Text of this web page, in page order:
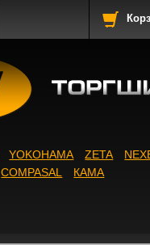
YOKOHAMA ZETA
COMPASAL КАМА